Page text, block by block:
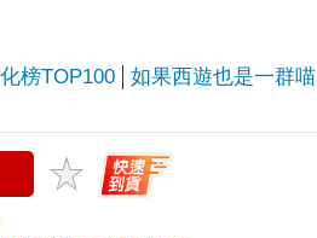
榜TOP100 如果西遊也是一群喵